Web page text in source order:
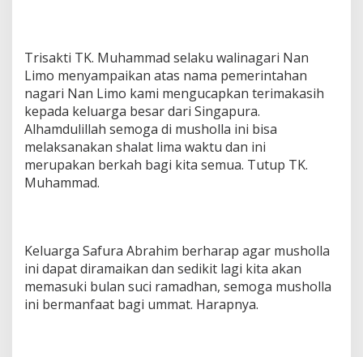
Trisakti TK. Muhammad selaku walinagari Nan
Limo menyampaikan atas nama pemerintahan
nagari Nan Limo kami mengucapkan terimakasih
kepada keluarga besar dari Singapura.
Alhamdulillah semoga di musholla ini bisa
melaksanakan shalat lima waktu dan ini
merupakan berkah bagi kita semua. Tutup TK.
Muhammad.
Keluarga Safura Abrahim berharap agar musholla
ini dapat diramaikan dan sedikit lagi kita akan
memasuki bulan suci ramadhan, semoga musholla
ini bermanfaat bagi ummat. Harapnya.